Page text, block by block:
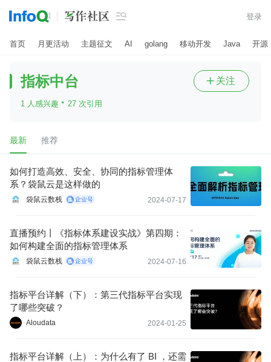
 登录
首页 月更活动 主题征文 AI golang 移动开发 Java 开源
指标中台
1 人感兴趣 · 27 次引用
 关注
最新 推荐
如何打造高效、安全、协同的指标管理体
系？袋鼠云是这样做的
袋鼠云数栈 2024-07-17
直播预约丨《指标体系建设实战》第四期：
如何构建全面的指标管理体系
袋鼠云数栈 2024-07-16
指标平台详解（下）：第三代指标平台实现
了哪些突破？
Aloudata 2024-01-25
指标平台详解（上）：为什么有了 BI ，还需